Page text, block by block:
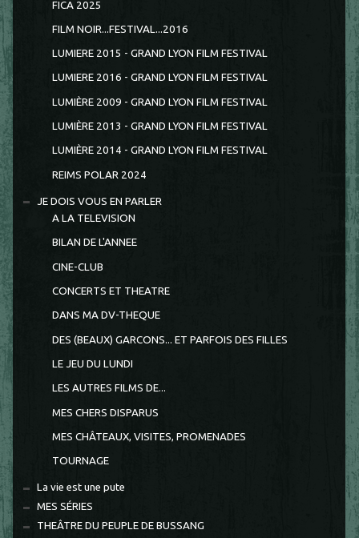
FICA 2025
FILM NOIR...FESTIVAL...2016
LUMIERE 2015 - GRAND LYON FILM FESTIVAL
LUMIERE 2016 - GRAND LYON FILM FESTIVAL
LUMIÈRE 2009 - GRAND LYON FILM FESTIVAL
LUMIÈRE 2013 - GRAND LYON FILM FESTIVAL
LUMIÈRE 2014 - GRAND LYON FILM FESTIVAL
REIMS POLAR 2024
JE DOIS VOUS EN PARLER
A LA TELEVISION
BILAN DE L'ANNEE
CINE-CLUB
CONCERTS ET THEATRE
DANS MA DV-THEQUE
DES (BEAUX) GARCONS... ET PARFOIS DES FILLES
LE JEU DU LUNDI
LES AUTRES FILMS DE...
MES CHERS DISPARUS
MES CHÂTEAUX, VISITES, PROMENADES
TOURNAGE
La vie est une pute
MES SÉRIES
THEÂTRE DU PEUPLE DE BUSSANG